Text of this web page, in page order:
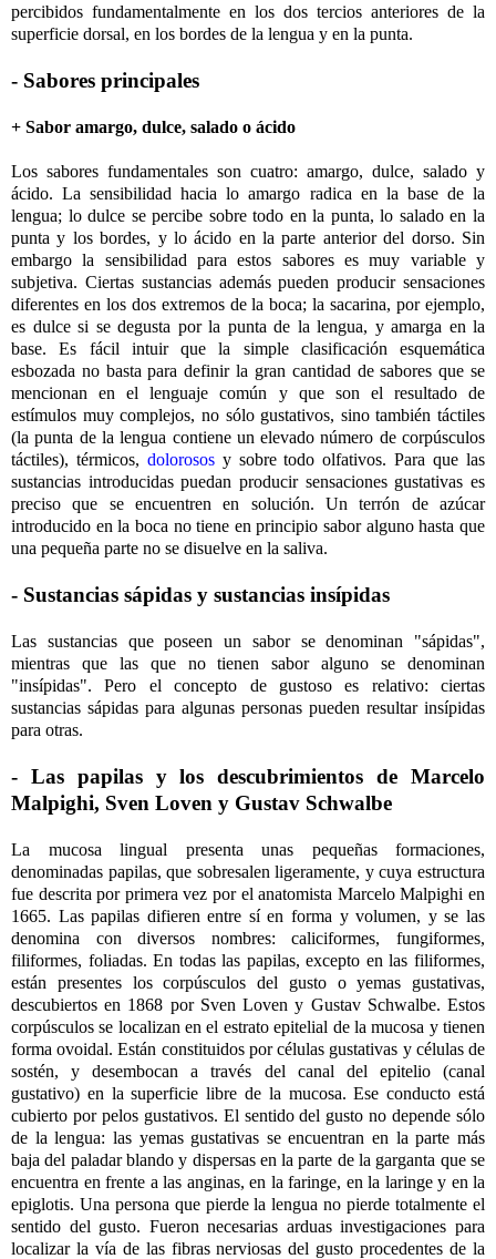
percibidos fundamentalmente en los dos tercios anteriores de la
superficie dorsal, en los bordes de la lengua y en la punta.
- Sabores principales
+ Sabor amargo, dulce, salado o ácido
Los sabores fundamentales son cuatro: amargo, dulce, salado y
ácido. La sensibilidad hacia lo amargo radica en la base de la
lengua; lo dulce se percibe sobre todo en la punta, lo salado en la
punta y los bordes, y lo ácido en la parte anterior del dorso. Sin
embargo la sensibilidad para estos sabores es muy variable y
subjetiva. Ciertas sustancias además pueden producir sensaciones
diferentes en los dos extremos de la boca; la sacarina, por ejemplo,
es dulce si se degusta por la punta de la lengua, y amarga en la
base. Es fácil intuir que la simple clasificación esquemática
esbozada no basta para definir la gran cantidad de sabores que se
mencionan en el lenguaje común y que son el resultado de
estímulos muy complejos, no sólo gustativos, sino también táctiles
(la punta de la lengua contiene un elevado número de corpúsculos
táctiles), térmicos, dolorososy sobre todo olfativos. Para que las
sustancias introducidas puedan producir sensaciones gustativas es
preciso que se encuentren en solución. Un terrón de azúcar
introducido en la boca no tiene en principio sabor alguno hasta que
una pequeña parte no se disuelve en la saliva.
- Sustancias sápidas y sustancias insípidas
Las sustancias que poseen un sabor se denominan "sápidas",
mientras que las que no tienen sabor alguno se denominan
"insípidas". Pero el concepto de gustoso es relativo: ciertas
sustancias sápidas para algunas personas pueden resultar insípidas
para otras.
- Las papilas y los descubrimientos de Marcelo
Malpighi, Sven Loven y Gustav Schwalbe
La mucosa lingual presenta unas pequeñas formaciones,
denominadas papilas, que sobresalen ligeramente, y cuya estructura
fue descrita por primera vez por el anatomista Marcelo Malpighi en
1665. Las papilas difieren entre sí en forma y volumen, y se las
denomina con diversos nombres: caliciformes, fungiformes,
filiformes, foliadas. En todas las papilas, excepto en las filiformes,
están presentes los corpúsculos del gusto o yemas gustativas,
descubiertos en 1868 por Sven Loven y Gustav Schwalbe. Estos
corpúsculos se localizan en el estrato epitelial de la mucosa y tienen
forma ovoidal. Están constituidos por células gustativas y células de
sostén, y desembocan a través del canal del epitelio (canal
gustativo) en la superficie libre de la mucosa. Ese conducto está
cubierto por pelos gustativos. El sentido del gusto no depende sólo
de la lengua: las yemas gustativas se encuentran en la parte más
baja del paladar blando y dispersas en la parte de la garganta que se
encuentra en frente a las anginas, en la faringe, en la laringe y en la
epiglotis. Una persona que pierde la lengua no pierde totalmente el
sentido del gusto. Fueron necesarias arduas investigaciones para
localizar la vía de las fibras nerviosas del gusto procedentes de la